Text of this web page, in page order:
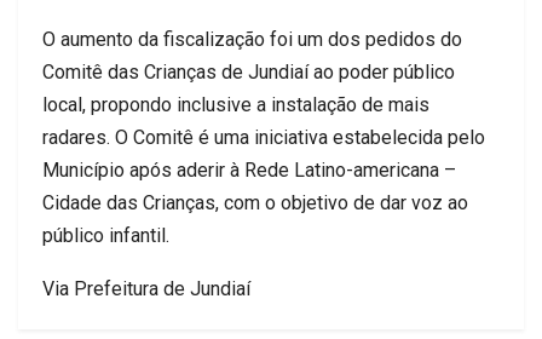
O aumento da fiscalização foi um dos pedidos do
Comitê das Crianças de Jundiaí ao poder público
local, propondo inclusive a instalação de mais
radares. O Comitê é uma iniciativa estabelecida pelo
Município após aderir à Rede Latino-americana –
Cidade das Crianças, com o objetivo de dar voz ao
público infantil.
Via Prefeitura de Jundiaí